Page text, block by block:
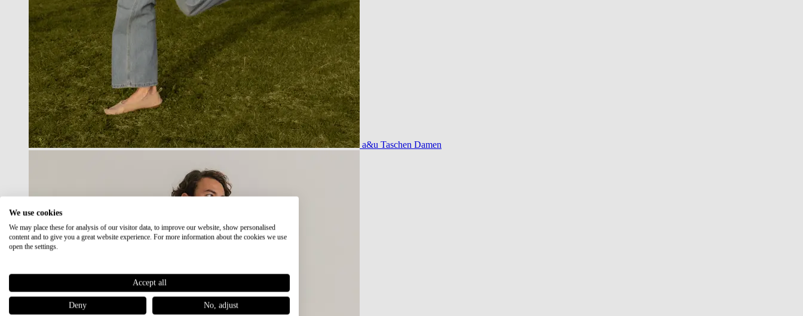
a&u Taschen Damen
We use cookies
We may place these for analysis of our visitor data, to improve our website, show personalised
content and to give you a great website experience. For more information about the cookies we use
open the settings.
Accept all
Deny No, adjust